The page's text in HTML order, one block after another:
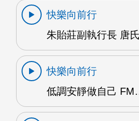
快樂向前行
朱貽莊副執行長 唐
快樂向前行
低調安靜做自己